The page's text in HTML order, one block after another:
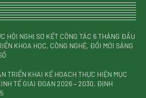
HỘI NGHỊ SƠ KẾT CÔNG TÁC 6 THÁNG ĐẦU
KHOA HỌC, CÔNG NGHỆ, ĐỔI MỚI SÁNG
TRIỂN KHAI KẾ HOẠCH THỰC HIỆN MỤC
TẾ GIAI ĐOẠN 2026 – 2030, ĐỊNH